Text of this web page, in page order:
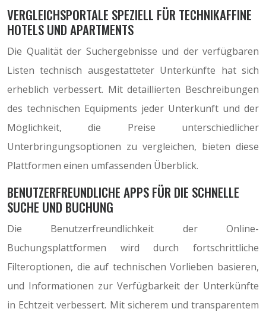
VERGLEICHSPORTALE SPEZIELL FÜR TECHNIKAFFINE
HOTELS UND APARTMENTS
Die Qualität der Suchergebnisse und der verfügbaren
Listen technisch ausgestatteter Unterkünfte hat sich
erheblich verbessert. Mit detaillierten Beschreibungen
des technischen Equipments jeder Unterkunft und der
Möglichkeit, die Preise unterschiedlicher
Unterbringungsoptionen zu vergleichen, bieten diese
Plattformen einen umfassenden Überblick.
BENUTZERFREUNDLICHE APPS FÜR DIE SCHNELLE
SUCHE UND BUCHUNG
Die Benutzerfreundlichkeit der Online-
Buchungsplattformen wird durch fortschrittliche
Filteroptionen, die auf technischen Vorlieben basieren,
und Informationen zur Verfügbarkeit der Unterkünfte
in Echtzeit verbessert. Mit sicherem und transparentem